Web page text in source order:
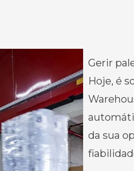
Gerir
Hoje, é
da sua